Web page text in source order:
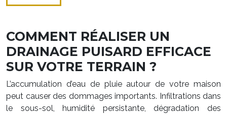
COMMENT RÉALISER UN
DRAINAGE PUISARD EFFICACE
SUR VOTRE TERRAIN ?
L’accumulation d’eau de pluie autour de votre maison
peut causer des dommages importants. Infiltrations dans
le sous-sol, humidité persistante, dégradation des